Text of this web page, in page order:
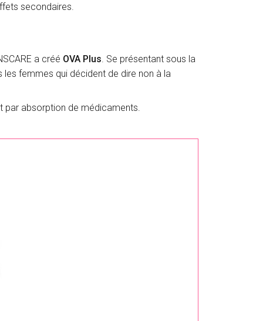
secondaires.
a créé OVA Plus. Se présentant sous la
femmes qui décident de dire non à la
par absorption de médicaments.